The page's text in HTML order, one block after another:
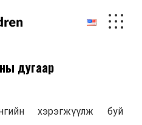
дугаар
хэрэгжүүлж буй